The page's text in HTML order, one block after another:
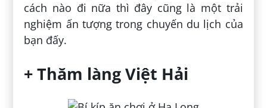
cách nào đi nữa thì đây cũng là một trải
nghiệm ấn tượng trong chuyến du lịch của
bạn đấy.
+ Thăm làng Việt Hải